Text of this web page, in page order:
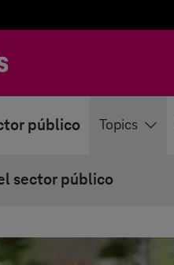
público Topics
sector público